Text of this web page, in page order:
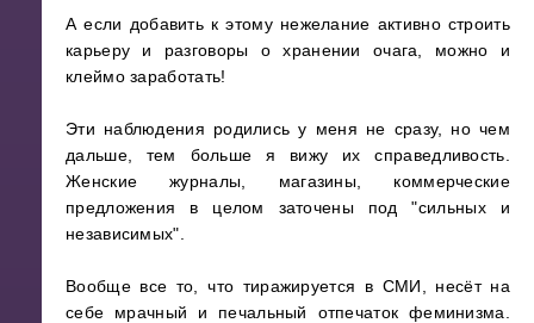
А если добавить к этому нежелание активно строить
карьеру и разговоры о хранении очага, можно и
клеймо заработать!
Эти наблюдения родились у меня не сразу, но чем
дальше, тем больше я вижу их справедливость.
Женские журналы, магазины, коммерческие
предложения в целом заточены под "сильных и
независимых".
Вообще все то, что тиражируется в СМИ, несёт на
себе мрачный и печальный отпечаток феминизма.